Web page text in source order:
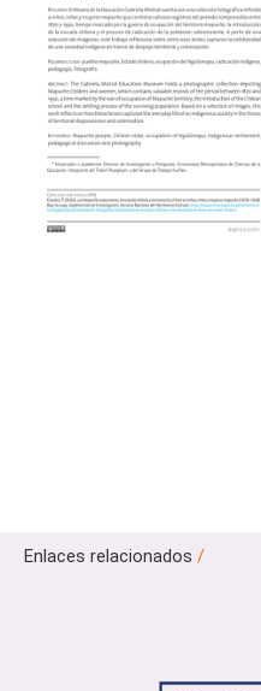
Enlaces relacionados /